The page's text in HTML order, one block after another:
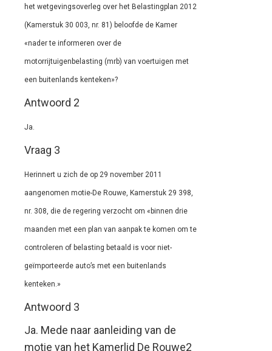
het wetgevingsoverleg over het Belastingplan 2012
(Kamerstuk 30 003, nr. 81) beloofde de Kamer
«nader te informeren over de
motorrijtuigenbelasting (mrb) van voertuigen met
een buitenlands kenteken»?
Antwoord 2
Ja.
Vraag 3
Herinnert u zich de op 29 november 2011
aangenomen motie-De Rouwe, Kamerstuk 29 398,
nr. 308, die de regering verzocht om «binnen drie
maanden met een plan van aanpak te komen om te
controleren of belasting betaald is voor niet-
geïmporteerde auto’s met een buitenlands
kenteken.»
Antwoord 3
Ja. Mede naar aanleiding van de
motie van het Kamerlid De Rouwe2